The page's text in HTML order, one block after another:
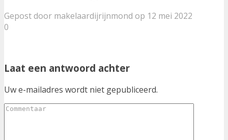
Gepost door makelaardijrijnmond op 12 mei 2022
0
Laat een antwoord achter
Uw e-mailadres wordt niet gepubliceerd.